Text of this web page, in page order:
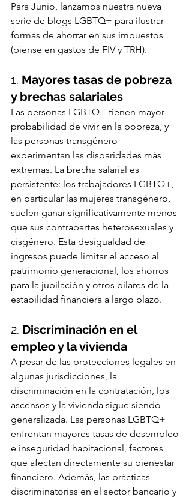
Para Junio, lanzamos nuestra nueva
serie de blogs LGBTQ+ para ilustrar
formas de ahorrar en sus impuestos
(piense en gastos de FIV y TRH).
1. Mayores tasas de pobreza
y brechas salariales
Las personas LGBTQ+ tienen mayor
probabilidad de vivir en la pobreza, y
las personas transgénero
experimentan las disparidades más
extremas. La brecha salarial es
persistente: los trabajadores LGBTQ+,
en particular las mujeres transgénero,
suelen ganar significativamente menos
que sus contrapartes heterosexuales y
cisgénero. Esta desigualdad de
ingresos puede limitar el acceso al
patrimonio generacional, los ahorros
para la jubilación y otros pilares de la
estabilidad financiera a largo plazo.
2. Discriminación en el
empleo y la vivienda
A pesar de las protecciones legales en
algunas jurisdicciones, la
discriminación en la contratación, los
ascensos y la vivienda sigue siendo
generalizada. Las personas LGBTQ+
enfrentan mayores tasas de desempleo
e inseguridad habitacional, factores
que afectan directamente su bienestar
financiero. Además, las prácticas
discriminatorias en el sector bancario y